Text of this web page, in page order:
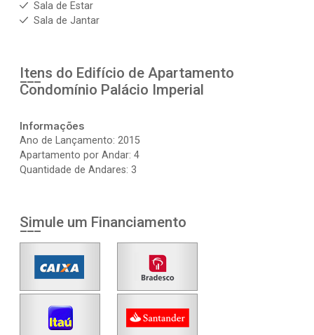
Sala de Estar
Sala de Jantar
Itens do Edifício de Apartamento
Condomínio Palácio Imperial
Informações
Ano de Lançamento: 2015
Apartamento por Andar: 4
Quantidade de Andares: 3
Simule um Financiamento